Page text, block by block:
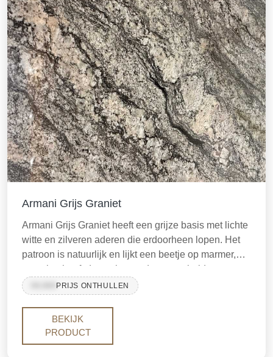
Armani Grijs Graniet
Armani Grijs Graniet heeft een grijze basis met lichte
witte en zilveren aderen die erdoorheen lopen. Het
patroon is natuurlijk en lijkt een beetje op marmer,
maar het heeft de sterkte en duurzaamheid van
graniet. Het is geschikt voor keukenbladen, vloeren
en wandbekleding.
PRIJS ONTHULLEN
BEKIJK
PRODUCT